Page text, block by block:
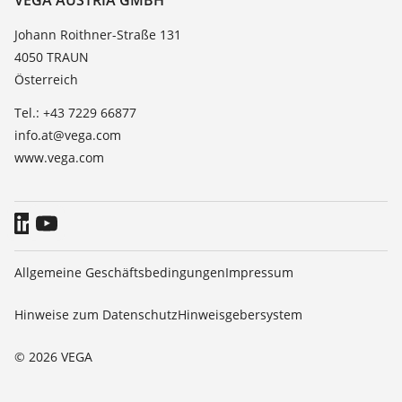
TeamViewer
Kontakt
News
Presse
Blog
Johann Roithner-Straße 131
4050 TRAUN
Österreich
Tel.: +43 7229 66877
info.at@vega.com
www.vega.com
© 2026 VEGA
Allgemeine GeschäftsbedingungenImpressum
Hinweise zum DatenschutzHinweisgebersystem